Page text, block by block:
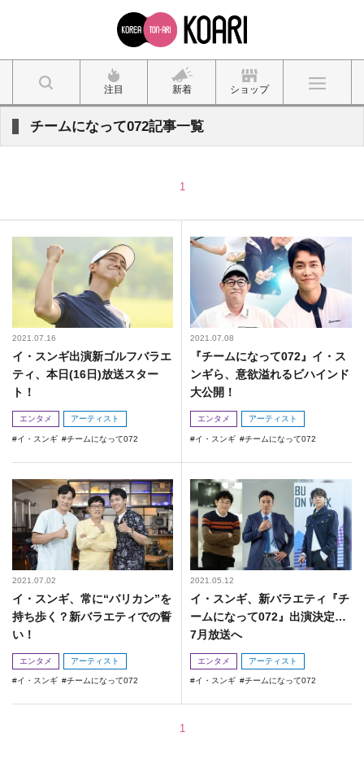
注目 新着 ショップ
チームになって072記事一覧
1
2021.07.16
イ・スンギ出演新ゴルフバラエ
ティ、本日(16日)放送スター
ト！
エンタメ アーティスト
イ・スンギ チームになって072
2021.07.08
『チームになって072』イ・ス
ンギら、意欲溢れるビハインド
大公開！
エンタメ アーティスト
イ・スンギ チームになって072
2021.07.02
イ・スンギ、常に“バリカン”を
持ち歩く？新バラエティでの誓
い！
エンタメ アーティスト
イ・スンギ チームになって072
2021.05.12
イ・スンギ、新バラエティ『チ
ームになって072』出演決定…
7月放送へ
エンタメ アーティスト
イ・スンギ チームになって072
1